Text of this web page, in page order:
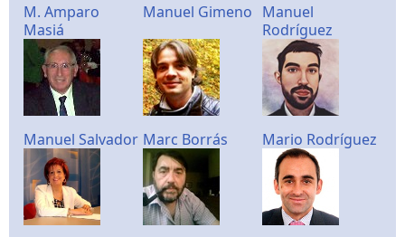
M. Amparo
Masiá
Manuel Gimeno Manuel
Rodríguez
Manuel Salvador Marc Borrás Mario Rodríguez